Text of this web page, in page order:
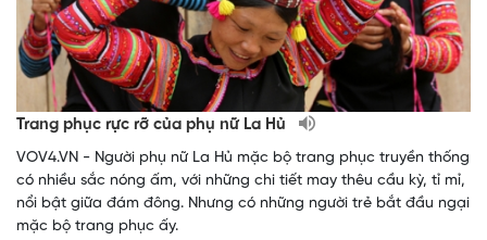
Trang phục rực rỡ của phụ nữ La Hủ
VOV4.VN - Người phụ nữ La Hủ mặc bộ trang phục truyền thống
có nhiều sắc nóng ấm, với những chi tiết may thêu cầu kỳ, tỉ mỉ,
nổi bật giữa đám đông. Nhưng có những người trẻ bắt đầu ngại
mặc bộ trang phục ấy.